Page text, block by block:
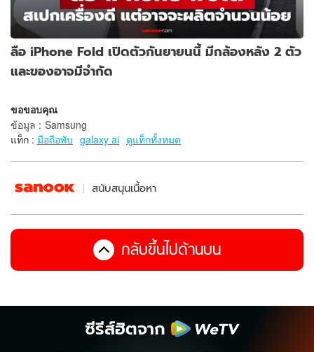
ลือ iPhone Fold เปิดตัวกันยายนนี้ มีกล้องหลัง 2 ตัว
และของอาจมีจำกัด
ขอขอบคุณ
ข้อมูล : Samsung
แท็ก : มือถือพับ galaxy ai ดูแท็กทั้งหมด
สนับสนุนเนื้อหา
กลับขึ้นไปด้านบน
ซีรีส์ฮิตจาก